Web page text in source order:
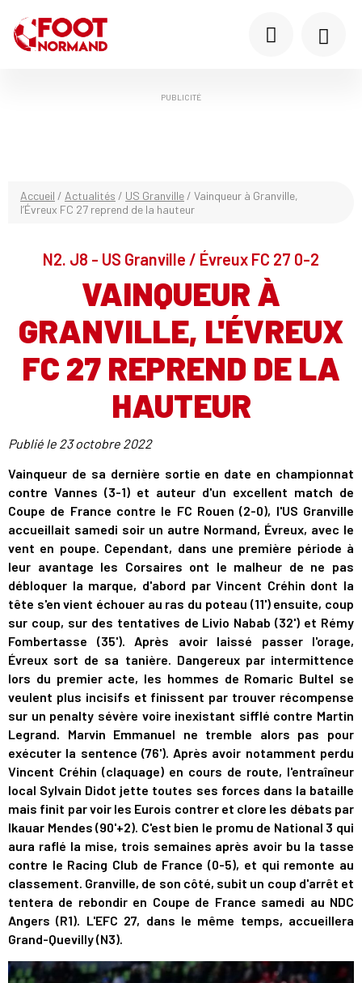
PUBLICITÉ
Accueil / Actualités / US Granville / Vainqueur à Granville,
l’Évreux FC 27 reprend de la hauteur
N2. J8 - US Granville / Évreux FC 27 0-2
VAINQUEUR À
GRANVILLE, L'ÉVREUX
FC 27 REPREND DE LA
HAUTEUR
Publié le 23 octobre 2022
Vainqueur de sa dernière sortie en date en championnat
contre Vannes (3-1) et auteur d'un excellent match de
Coupe de France contre le FC Rouen (2-0), l'US Granville
accueillait samedi soir un autre Normand, Évreux, avec le
vent en poupe. Cependant, dans une première période à
leur avantage les Corsaires ont le malheur de ne pas
débloquer la marque, d'abord par Vincent Créhin dont la
tête s'en vient échouer au ras du poteau (11') ensuite, coup
sur coup, sur des tentatives de Livio Nabab (32') et Rémy
Fombertasse (35'). Après avoir laissé passer l'orage,
Évreux sort de sa tanière. Dangereux par intermittence
lors du premier acte, les hommes de Romaric Bultel se
veulent plus incisifs et finissent par trouver récompense
sur un penalty sévère voire inexistant sifflé contre Martin
Legrand. Marvin Emmanuel ne tremble alors pas pour
exécuter la sentence (76'). Après avoir notamment perdu
Vincent Créhin (claquage) en cours de route, l'entraîneur
local Sylvain Didot jette toutes ses forces dans la bataille
mais finit par voir les Eurois contrer et clore les débats par
Ikauar Mendes (90'+2). C'est bien le promu de National 3 qui
aura raflé la mise, trois semaines après avoir bu la tasse
contre le Racing Club de France (0-5), et qui remonte au
classement. Granville, de son côté, subit un coup d'arrêt et
tentera de rebondir en Coupe de France samedi au NDC
Angers (R1). L'EFC 27, dans le même temps, accueillera
Grand-Quevilly (N3).